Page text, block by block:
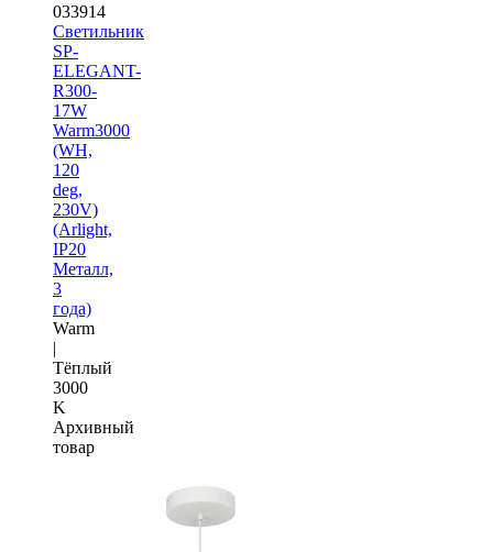
033914
Светильник
SP-
ELEGANT-
R300-
17W
Warm3000
(WH,
120
deg,
230V)
(Arlight,
IP20
Металл,
3
года)
Warm
|
Тёплый
3000
K
Архивный
товар